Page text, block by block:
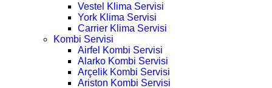
Vestel Klima Servisi
York Klima Servisi
Carrier Klima Servisi
Kombi Servisi
Airfel Kombi Servisi
Alarko Kombi Servisi
Arçelik Kombi Servisi
Ariston Kombi Servisi